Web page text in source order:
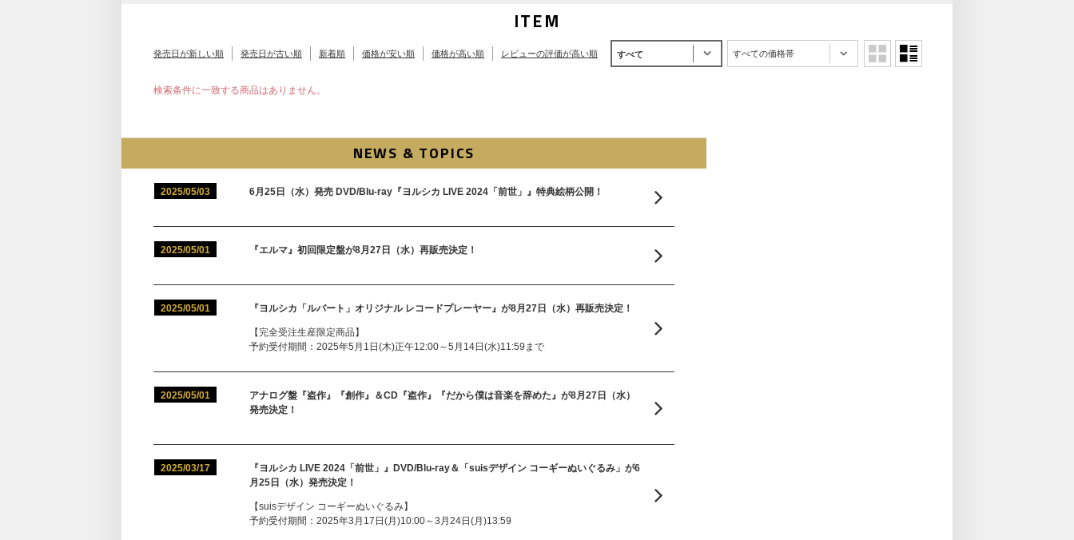
ITEM
発売日が新しい順 発売日が古い順 新着順 価格が安い順 価格が高い順 レビューの評価が高い順 すべて すべての価格帯
検索条件に一致する商品はありません。
NEWS & TOPICS
2025/05/03 6月25日（水）発売 DVD/Blu-ray『ヨルシカ LIVE 2024「前世」』特典絵柄公開！
2025/05/01 『エルマ』初回限定盤が8月27日（水）再販売決定！
2025/05/01 『ヨルシカ「ルバート」オリジナル レコードプレーヤー』が8月27日（水）再販売決定！
【完全受注生産限定商品】
予約受付期間：2025年5月1日(木)正午12:00～5月14日(水)11:59まで
2025/05/01
アナログ盤『盗作』『創作』＆CD『盗作』『だから僕は音楽を辞めた』が8月27日（水）
発売決定！
2025/03/17
『ヨルシカ LIVE 2024「前世」』DVD/Blu-ray＆「suisデザイン コーギーぬいぐるみ」が6
月25日（水）発売決定！
【suisデザイン コーギーぬいぐるみ】
予約受付期間：2025年3月17日(月)10:00～3月24日(月)13:59